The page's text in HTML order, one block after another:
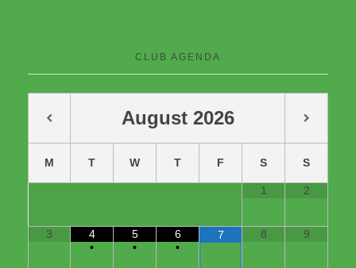
CLUB AGENDA
August 2026
M T W T F S S
1 2
3
4
•
5
•
6
•
7 8 9